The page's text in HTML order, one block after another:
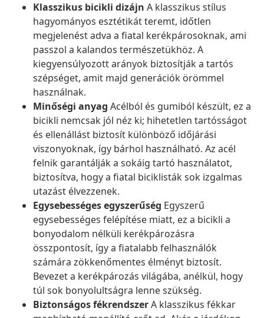
Klasszikus bicikli dizájn A klasszikus stílus
hagyományos esztétikát teremt, időtlen
megjelenést adva a fiatal kerékpárosoknak, ami
passzol a kalandos természetükhöz. A
kiegyensúlyozott arányok biztosítják a tartós
szépséget, amit majd generációk örömmel
használnak.
Minőségi anyag Acélból és gumiból készült, ez a
bicikli nemcsak jól néz ki; hihetetlen tartósságot
és ellenállást biztosít különböző időjárási
viszonyoknak, így bárhol használható. Az acél
felnik garantálják a sokáig tartó használatot,
biztosítva, hogy a fiatal biciklisták sok izgalmas
utazást élvezzenek.
Egysebességes egyszerűség Egyszerű
egysebességes felépítése miatt, ez a bicikli a
bonyodalom nélküli kerékpározásra
összpontosít, így a fiatalabb felhasználók
számára zökkenőmentes élményt biztosít.
Bevezet a kerékpározás világába, anélkül, hogy
túl sok bonyolultságra lenne szükség.
Biztonságos fékrendszerA klasszikus fékkar